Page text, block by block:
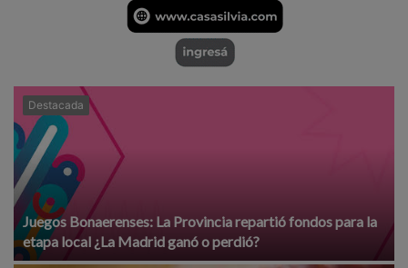
Destacada
Juegos Bonaerenses: La Provincia repartió fondos para la
etapa local ¿La Madrid ganó o perdió?